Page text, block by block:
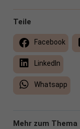
Teile
Facebook
LinkedIn
Whatsapp
Mehr zum Thema